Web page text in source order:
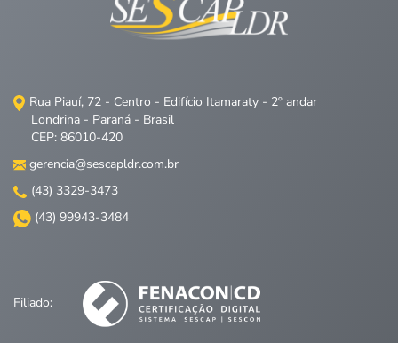
Rua Piauí, 72 - Centro - Edifício Itamaraty - 2º andar
Londrina - Paraná - Brasil
CEP: 86010-420
gerencia@sescapldr.com.br
(43) 3329-3473
(43) 99943-3484
Filiado: